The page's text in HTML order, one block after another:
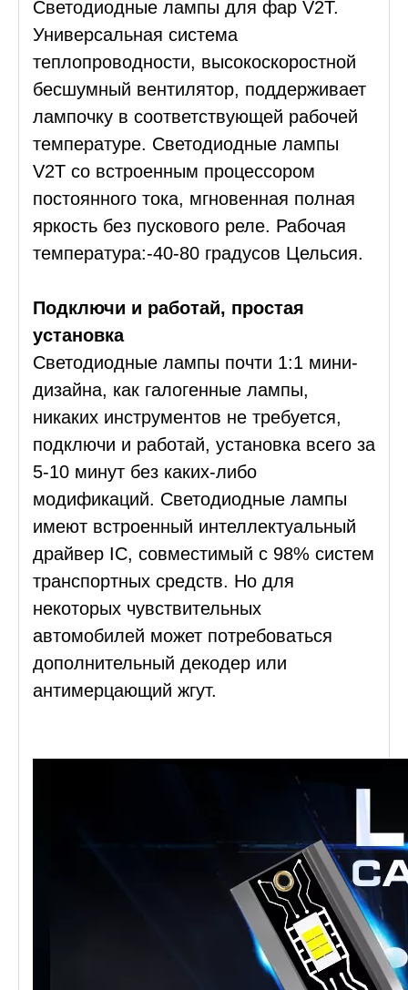
Светодиодные лампы для фар V2T.
Универсальная система
теплопроводности, высокоскоростной
бесшумный вентилятор, поддерживает
лампочку в соответствующей рабочей
температуре. Светодиодные лампы
V2T со встроенным процессором
постоянного тока, мгновенная полная
яркость без пускового реле. Рабочая
температура:-40-80 градусов Цельсия.
Подключи и работай, простая
установка
Светодиодные лампы почти 1:1 мини-
дизайна, как галогенные лампы,
никаких инструментов не требуется,
подключи и работай, установка всего за
5-10 минут без каких-либо
модификаций. Светодиодные лампы
имеют встроенный интеллектуальный
драйвер IC, совместимый с 98% систем
транспортных средств. Но для
некоторых чувствительных
автомобилей может потребоваться
дополнительный декодер или
антимерцающий жгут.